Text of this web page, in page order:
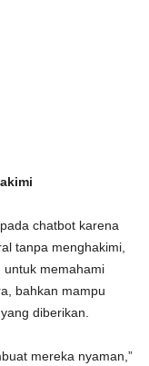
chatbot karena
tanpa menghakimi,
untuk memahami
bahkan mampu
diberikan.
mereka nyaman,”